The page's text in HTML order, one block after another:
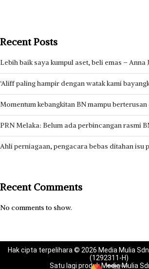
Recent Posts
Lebih baik saya kumpul aset, beli emas – Anna
‘Aliff paling hampir dengan watak kami
Momentum kebangkitan BN mampu
PRN Melaka: Belum ada perbincangan rasmi
Ahli perniagaan, pengacara bebas ditahan isu
Recent Comments
No comments to show.
Hak cipta terpelihara © 2026 Media Mulia
(1292311-H)
Satu lagi produk Media Mulia